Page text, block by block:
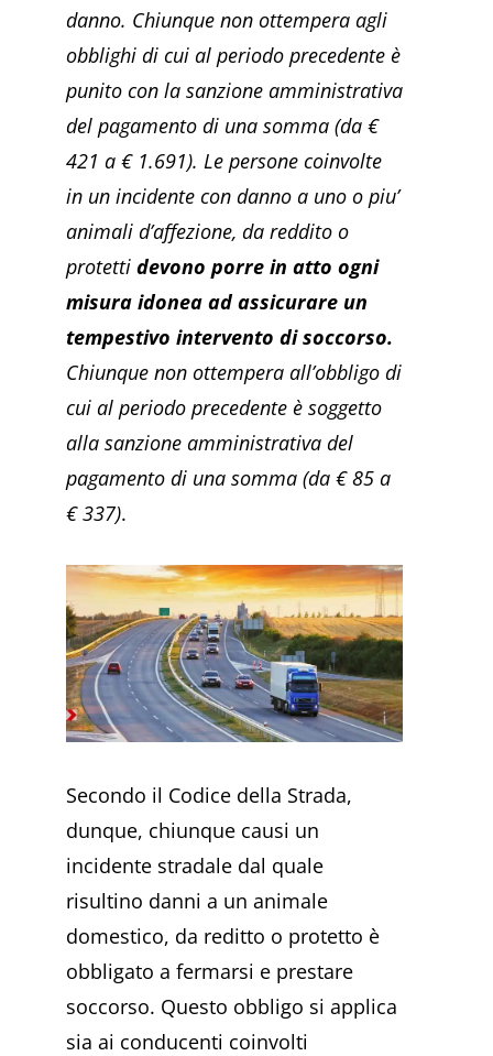
danno. Chiunque non ottempera agli
obblighi di cui al periodo precedente è
punito con la sanzione amministrativa
del pagamento di una somma (da €
421 a € 1.691). Le persone coinvolte
in un incidente con danno a uno o piu’
animali d’affezione, da reddito o
protetti devono porre in atto ogni
misura idonea ad assicurare un
tempestivo intervento di soccorso.
Chiunque non ottempera all’obbligo di
cui al periodo precedente è soggetto
alla sanzione amministrativa del
pagamento di una somma (da € 85 a
€ 337).
Secondo il Codice della Strada,
dunque, chiunque causi un
incidente stradale dal quale
risultino danni a un animale
domestico, da reditto o protetto è
obbligato a fermarsi e prestare
soccorso. Questo obbligo si applica
sia ai conducenti coinvolti